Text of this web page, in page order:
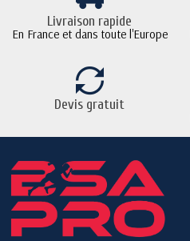
Livraison rapide
En France et dans toute l'Europe
Devis gratuit